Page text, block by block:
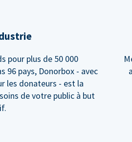
pour plus de 50 000
96 pays, Donorbox - avec
les donateurs - est la
de votre public à but